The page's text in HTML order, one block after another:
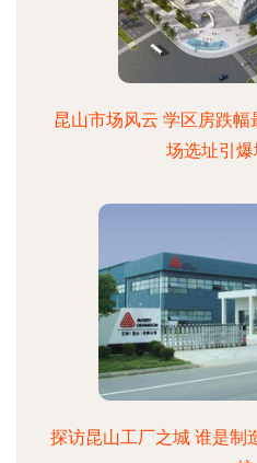
昆山市场风云 学区房跌
场选址引
探访昆山工厂之城 谁是制